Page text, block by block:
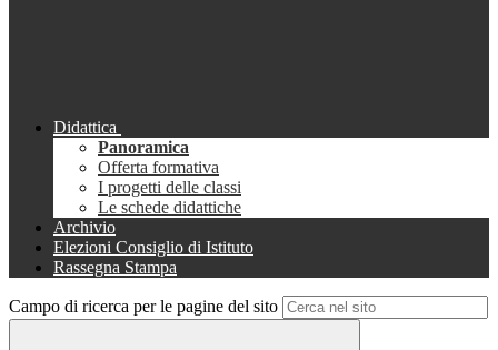
Didattica
Panoramica
Offerta formativa
I progetti delle classi
Le schede didattiche
Archivio
Elezioni Consiglio di Istituto
Rassegna Stampa
Campo di ricerca per le pagine del sito